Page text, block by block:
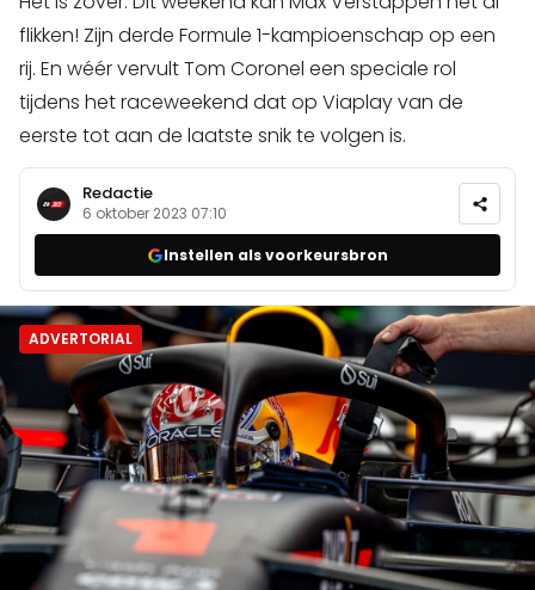
flikken! Zijn derde Formule 1-kampioenschap op een
rij. En wéér vervult Tom Coronel een speciale rol
tijdens het raceweekend dat op Viaplay van de
eerste tot aan de laatste snik te volgen is.
Redactie
6 oktober 2023 07:10
Instellen als voorkeursbron
ADVERTORIAL